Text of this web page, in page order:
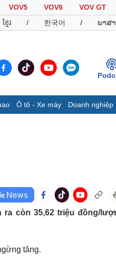
VOV5 VOV6
VOV GT
ខ្មែរ / 한국어 / ພາສ
Ô tô - Xe máy Doanh nghiệp
tô - Xe máy
Tư vấn
ra còn 35,62 triệu đồng/
tăng.